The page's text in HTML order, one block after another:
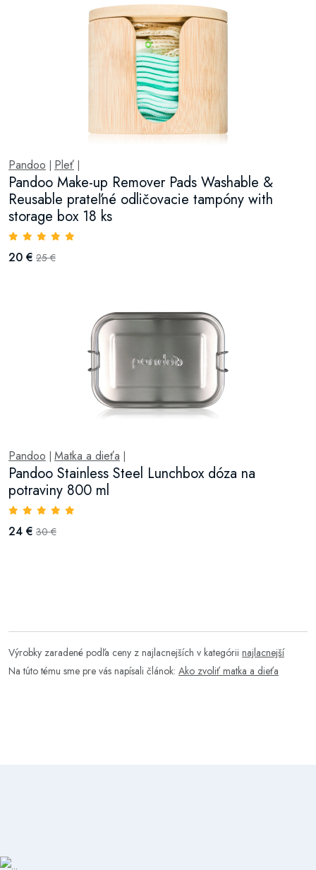
Pandoo Pleť
Pandoo Make-up Remover Pads Washable &
Reusable prateľné odličovacie tampóny with
storage box 18 ks
20 € 25 €
Pandoo Matka a dieťa
Pandoo Stainless Steel Lunchbox dóza na
potraviny 800 ml
24 € 30 €
Výrobky zaradené podľa ceny z najlacnejších v kategórii najlacnejší
Na túto tému sme pre vás napísali článok: Ako zvoliť matka a dieťa